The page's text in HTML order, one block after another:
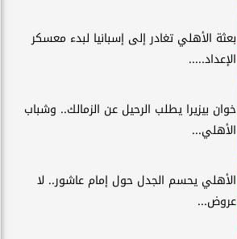
بعثة الأهلي تغادر إلى إسبانيا لبدء معسكر
الإعداد.....
خوان بيزيرا يطلب الرحيل عن الزمالك.. وشباب
الأهلي...
الأهلي يحسم الجدل حول إمام عاشور.. لا
عروض...